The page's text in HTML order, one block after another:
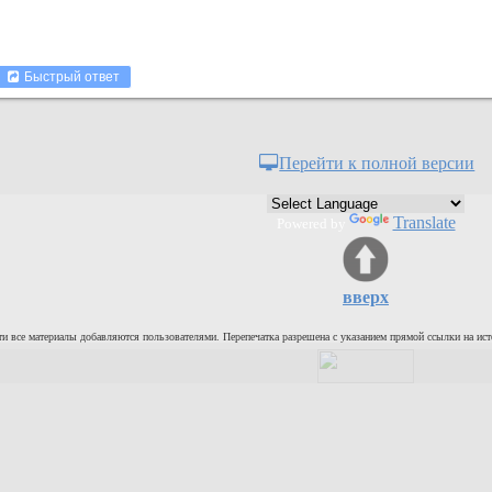
Быстрый ответ
Перейти к полной версии
Translate
вверх
все материалы добавляются пользователями. Перепечатка разрешена с указанием прямой ссылки на